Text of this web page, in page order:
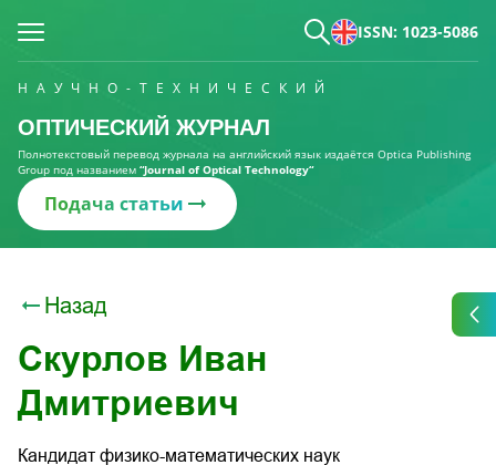
ISSN: 1023-5086
НАУЧНО-ТЕХНИЧЕСКИЙ
ОПТИЧЕСКИЙ ЖУРНАЛ
Полнотекстовый перевод журнала на английский язык издаётся Optica Publishing
Group под названием “Journal of Optical Technology“
Подача статьи
Назад
Скурлов Иван
Дмитриевич
Кандидат физико-математических наук